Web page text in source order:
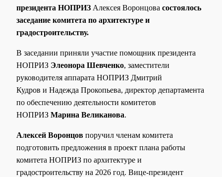
президента НОПРИЗ Алексея Воронцова состоялось
заседание комитета по архитектуре и
градостроительству.
В заседании приняли участие помощник президента
НОПРИЗ Элеонора Шевченко, заместители
руководителя аппарата НОПРИЗ Дмитрий
Кудров и Надежда Прокопьева, директор департамента
по обеспечению деятельности комитетов
НОПРИЗ Марина Великанова.
Алексей Воронцовпоручил членам комитета
подготовить предложения в проект плана работы
комитета НОПРИЗ по архитектуре и
градостроительству на 2026 год. Вице-президент